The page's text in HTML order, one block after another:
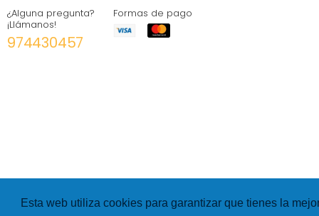
Esta web utiliza cookies para garantizar que tienes la
¿Alguna pregunta?
¡Llámanos!
974430457
Formas de pago
Hexer- All rights Reserved